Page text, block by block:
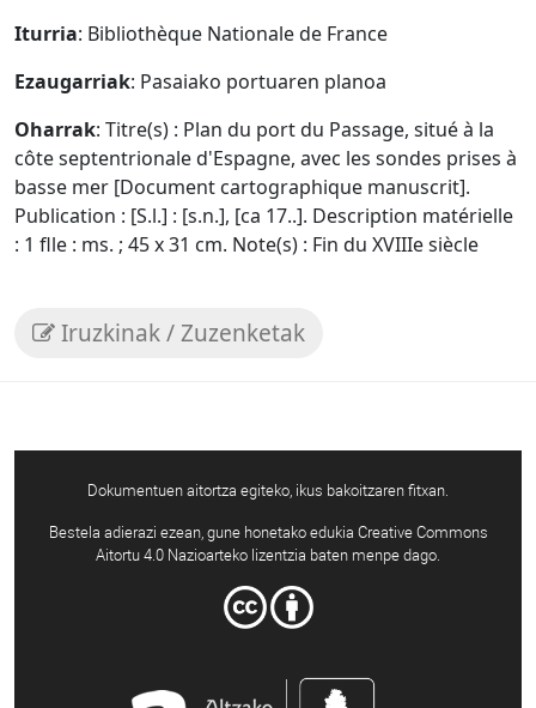
Iturria: Bibliothèque Nationale de France
Ezaugarriak: Pasaiako portuaren planoa
Oharrak: Titre(s) : Plan du port du Passage, situé à la
côte septentrionale d'Espagne, avec les sondes prises à
basse mer [Document cartographique manuscrit].
Publication : [S.l.] : [s.n.], [ca 17..]. Description matérielle
: 1 flle : ms. ; 45 x 31 cm. Note(s) : Fin du XVIIIe siècle
Iruzkinak / Zuzenketak
Dokumentuen aitortza egiteko, ikus bakoitzaren fitxan.
Bestela adierazi ezean, gune honetako edukia Creative Commons
Aitortu 4.0 Nazioarteko lizentzia baten menpe dago.